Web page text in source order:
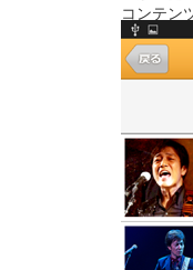
コンテン
上、「コ
ボタンを